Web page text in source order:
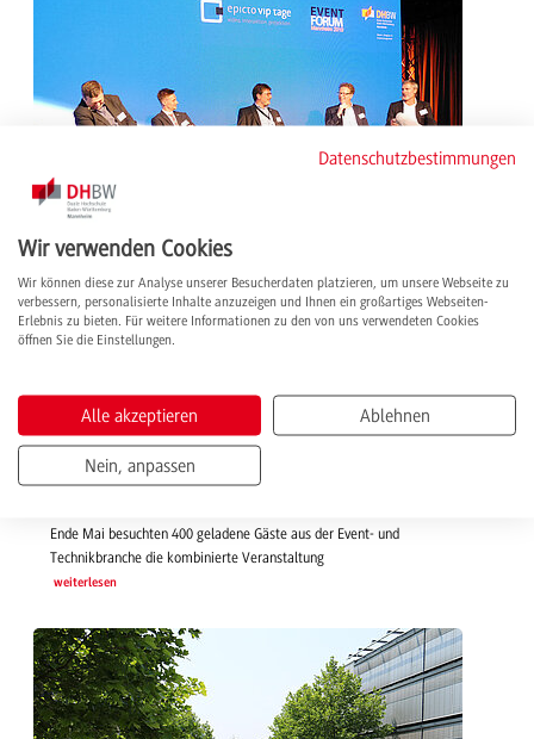
27.06.2019 | News
Kongress- und Eventmanagement organisieren
Fachtagung für Event- und Technikbranche
Bereits zum 4. Mal veranstaltete der Studiengang BWL-
Messe-, Kongress- und Eventmanagement der Dualen
Ende Mai besuchten 400 geladene Gäste aus der Event- und
Technikbranche die kombinierte Veranstaltung
weiterlesen
Datenschutzbestimmungen
Wir verwenden Cookies
Wir können diese zur Analyse unserer Besucherdaten platzieren, um unsere Webseite zu
verbessern, personalisierte Inhalte anzuzeigen und Ihnen ein großartiges Webseiten-
Erlebnis zu bieten. Für weitere Informationen zu den von uns verwendeten Cookies
öffnen Sie die Einstellungen.
Alle akzeptieren Ablehnen
Nein, anpassen